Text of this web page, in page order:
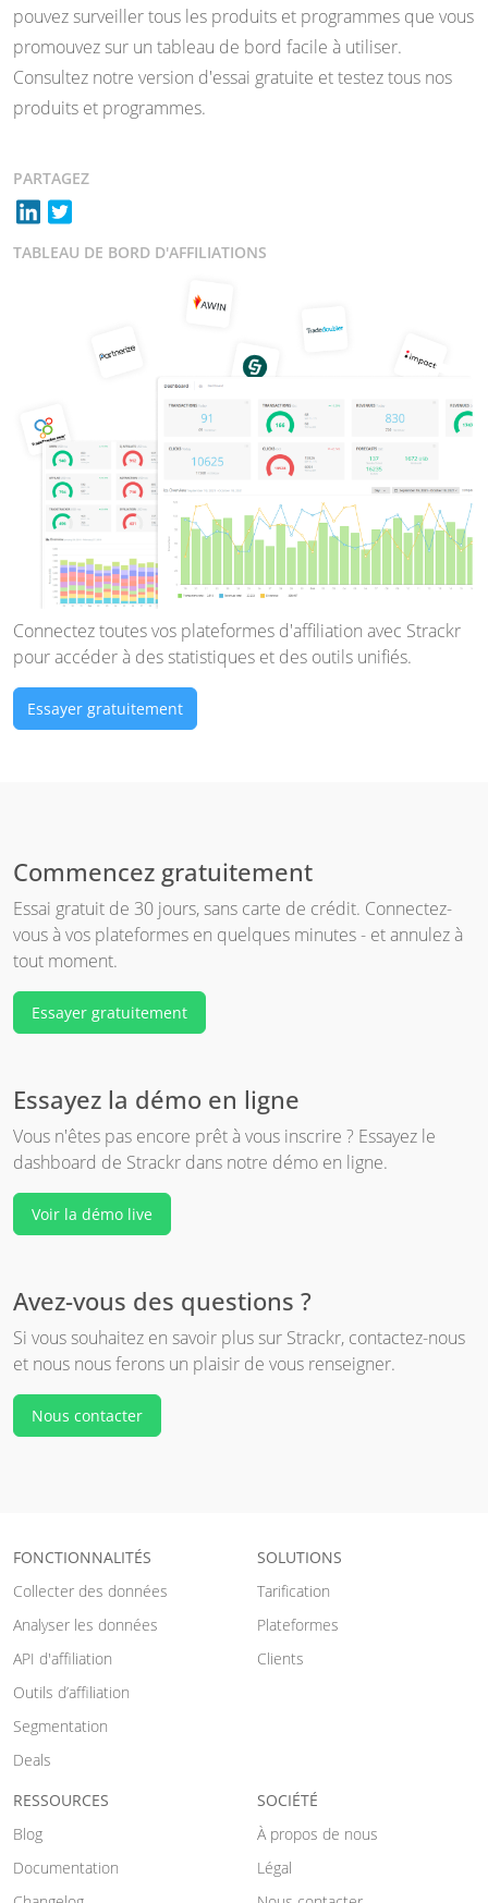
pouvez surveiller tous les produits et programmes que vous
promouvez sur un tableau de bord facile à utiliser.
Consultez notre version d'essai gratuite et testez tous nos
produits et programmes.
PARTAGEZ
TABLEAU DE BORD D'AFFILIATIONS
Connectez toutes vos plateformes d'affiliation avec Strackr
pour accéder à des statistiques et des outils unifiés.
Essayer gratuitement
Commencez gratuitement
Essai gratuit de 30 jours, sans carte de crédit. Connectez-
vous à vos plateformes en quelques minutes - et annulez à
tout moment.
Essayer gratuitement
Essayez la démo en ligne
Vous n'êtes pas encore prêt à vous inscrire ? Essayez le
dashboard de Strackr dans notre démo en ligne.
Voir la démo live
Avez-vous des questions ?
Si vous souhaitez en savoir plus sur Strackr, contactez-nous
et nous nous ferons un plaisir de vous renseigner.
Nous contacter
FONCTIONNALITÉS
Collecter des données
Analyser les données
API d'affiliation
Outils d’affiliation
Segmentation
Deals
SOLUTIONS
Tarification
Plateformes
Clients
RESSOURCES
Blog
Documentation
SOCIÉTÉ
À propos de nous
Légal